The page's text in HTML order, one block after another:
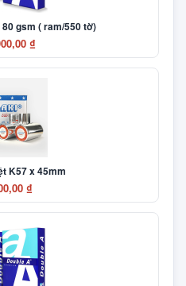
gsm ( ram/550 tờ)
₫
K57 x 45mm
₫